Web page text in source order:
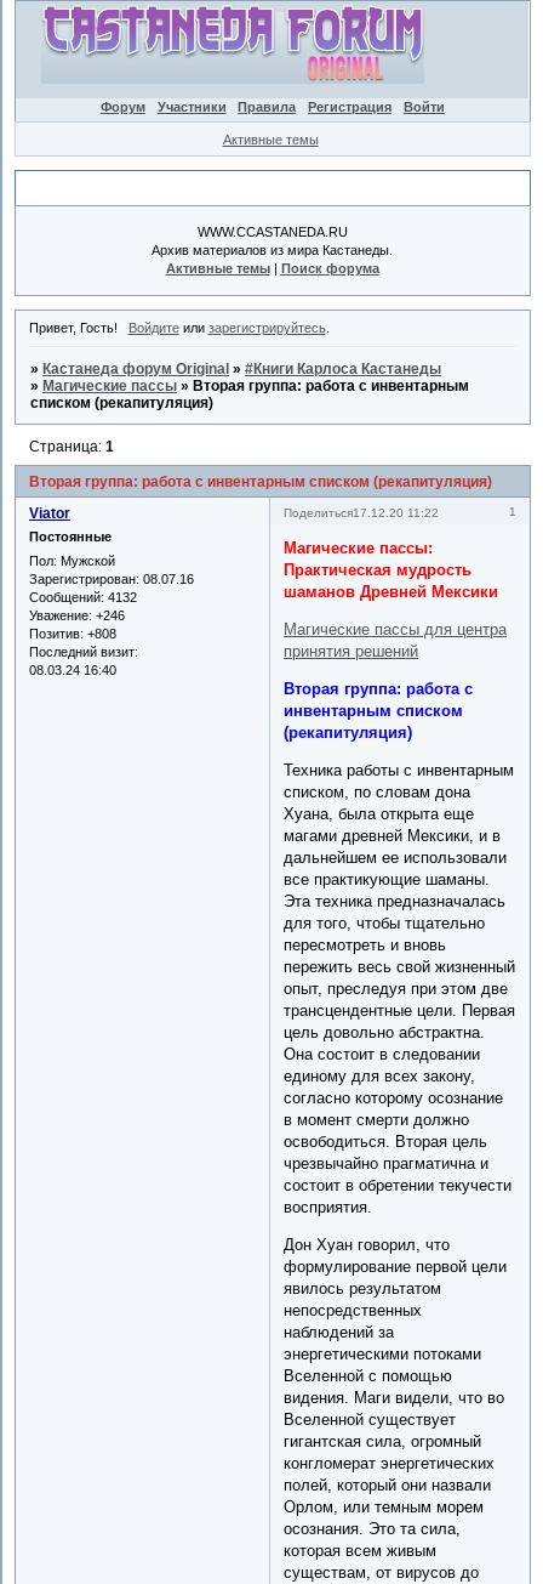
Форум Участники Правила Регистрация Войти
Активные темы
WWW.CCASTANEDA.RU
Архив материалов из мира Кастанеды.
Активные темы| Поиск форума
Привет, Гость! Войдитеили зарегистрируйтесь.
» Кастанеда форум Original »#Книги Карлоса Кастанеды
» Магические пассы » Вторая группа: работа с инвентарным
списком (рекапитуляция)
Вторая группа: работа с инвентарным списком (рекапитуляция)
Страница:1
Поделиться 1
17.12.20 11:22
Viator
Постоянные
Пол: Мужской
Зарегистрирован: 08.07.16
Сообщений: 4132
Уважение: +246
Позитив: +808
Последний визит:
08.03.24 16:40
Магические пассы:
Практическая мудрость
шаманов Древней Мексики
Магические пассы для центра
принятия решений
Вторая группа: работа с
инвентарным списком
(рекапитуляция)
Техника работы с инвентарным
списком, по словам дона
Хуана, была открыта еще
магами древней Мексики, и в
дальнейшем ее использовали
все практикующие шаманы.
Эта техника предназначалась
для того, чтобы тщательно
пересмотреть и вновь
пережить весь свой жизненный
опыт, преследуя при этом две
трансцендентные цели. Первая
цель довольно абстрактна.
Она состоит в следовании
единому для всех закону,
согласно которому осознание
в момент смерти должно
освободиться. Вторая цель
чрезвычайно прагматична и
состоит в обретении текучести
восприятия.
Дон Хуан говорил, что
формулирование первой цели
явилось результатом
непосредственных
наблюдений за
энергетическими потоками
Вселенной с помощью
видения. Маги видели, что во
Вселенной существует
гигантская сила, огромный
конгломерат энергетических
полей, который они назвали
Орлом, или темным морем
осознания. Это та сила,
которая всем живым
существам, от вирусов до